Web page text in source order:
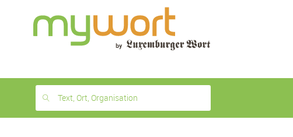
month
free
Text, Ort, Organisation